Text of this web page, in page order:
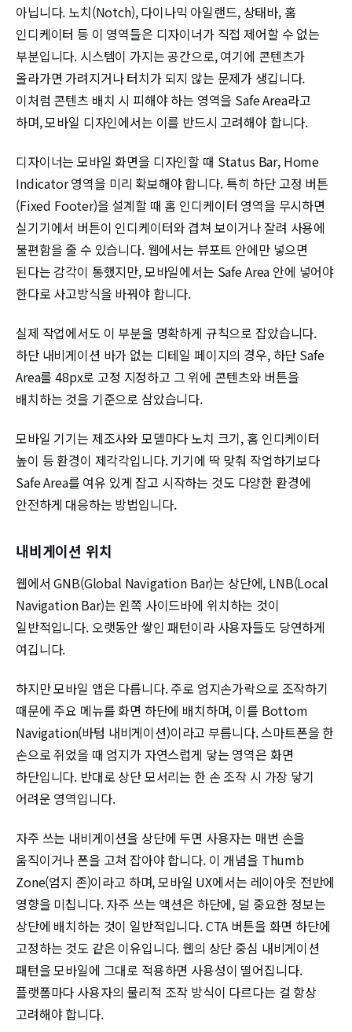
아닙니다. 노치(Notch), 다이나믹 아일랜드, 상태바, 홈
인디케이터 등 이 영역들은 디자이너가 직접 제어할 수 없는
부분입니다. 시스템이 가지는 공간으로, 여기에 콘텐츠가
올라가면 가려지거나 터치가 되지 않는 문제가 생깁니다.
이처럼 콘텐츠 배치 시 피해야 하는 영역을 Safe Area라고
하며, 모바일 디자인에서는 이를 반드시 고려해야 합니다.
디자이너는 모바일 화면을 디자인할 때 Status Bar, Home
Indicator 영역을 미리 확보해야 합니다. 특히 하단 고정 버튼
(Fixed Footer)을 설계할 때 홈 인디케이터 영역을 무시하면
실기기에서 버튼이 인디케이터와 겹쳐 보이거나 잘려 사용에
불편함을 줄 수 있습니다. 웹에서는 뷰포트 안에만 넣으면
된다는 감각이 통했지만, 모바일에서는 Safe Area 안에 넣어야
한다로 사고방식을 바꿔야 합니다.
실제 작업에서도 이 부분을 명확하게 규칙으로 잡았습니다.
하단 내비게이션 바가 없는 디테일 페이지의 경우, 하단 Safe
Area를 48px로 고정 지정하고 그 위에 콘텐츠와 버튼을
배치하는 것을 기준으로 삼았습니다.
모바일 기기는 제조사와 모델마다 노치 크기, 홈 인디케이터
높이 등 환경이 제각각입니다. 기기에 딱 맞춰 작업하기보다
Safe Area를 여유 있게 잡고 시작하는 것도 다양한 환경에
안전하게 대응하는 방법입니다.
내비게이션 위치
웹에서 GNB(Global Navigation Bar)는 상단에, LNB(Local
Navigation Bar)는 왼쪽 사이드바에 위치하는 것이
일반적입니다. 오랫동안 쌓인 패턴이라 사용자들도 당연하게
여깁니다.
하지만 모바일 앱은 다릅니다. 주로 엄지손가락으로 조작하기
때문에 주요 메뉴를 화면 하단에 배치하며, 이를 Bottom
Navigation(바텀 내비게이션)이라고 부릅니다. 스마트폰을 한
손으로 쥐었을 때 엄지가 자연스럽게 닿는 영역은 화면
하단입니다. 반대로 상단 모서리는 한 손 조작 시 가장 닿기
어려운 영역입니다.
자주 쓰는 내비게이션을 상단에 두면 사용자는 매번 손을
움직이거나 폰을 고쳐 잡아야 합니다. 이 개념을 Thumb
Zone(엄지 존)이라고 하며, 모바일 UX에서는 레이아웃 전반에
영향을 미칩니다. 자주 쓰는 액션은 하단에, 덜 중요한 정보는
상단에 배치하는 것이 일반적입니다. CTA 버튼을 화면 하단에
고정하는 것도 같은 이유입니다. 웹의 상단 중심 내비게이션
패턴을 모바일에 그대로 적용하면 사용성이 떨어집니다.
플랫폼마다 사용자의 물리적 조작 방식이 다르다는 걸 항상
고려해야 합니다.